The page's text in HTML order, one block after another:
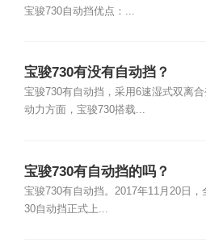
宝骏730自动挡优点：...
宝骏730有没有自动挡？
宝骏730有自动挡，采用6速湿式双离合
动力方面，宝骏730搭载...
宝骏730有自动挡的吗？
宝骏730有自动挡。2017年11月20日，
30自动挡正式上...